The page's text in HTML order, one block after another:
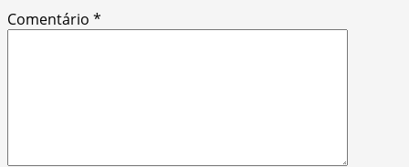
Comentário *